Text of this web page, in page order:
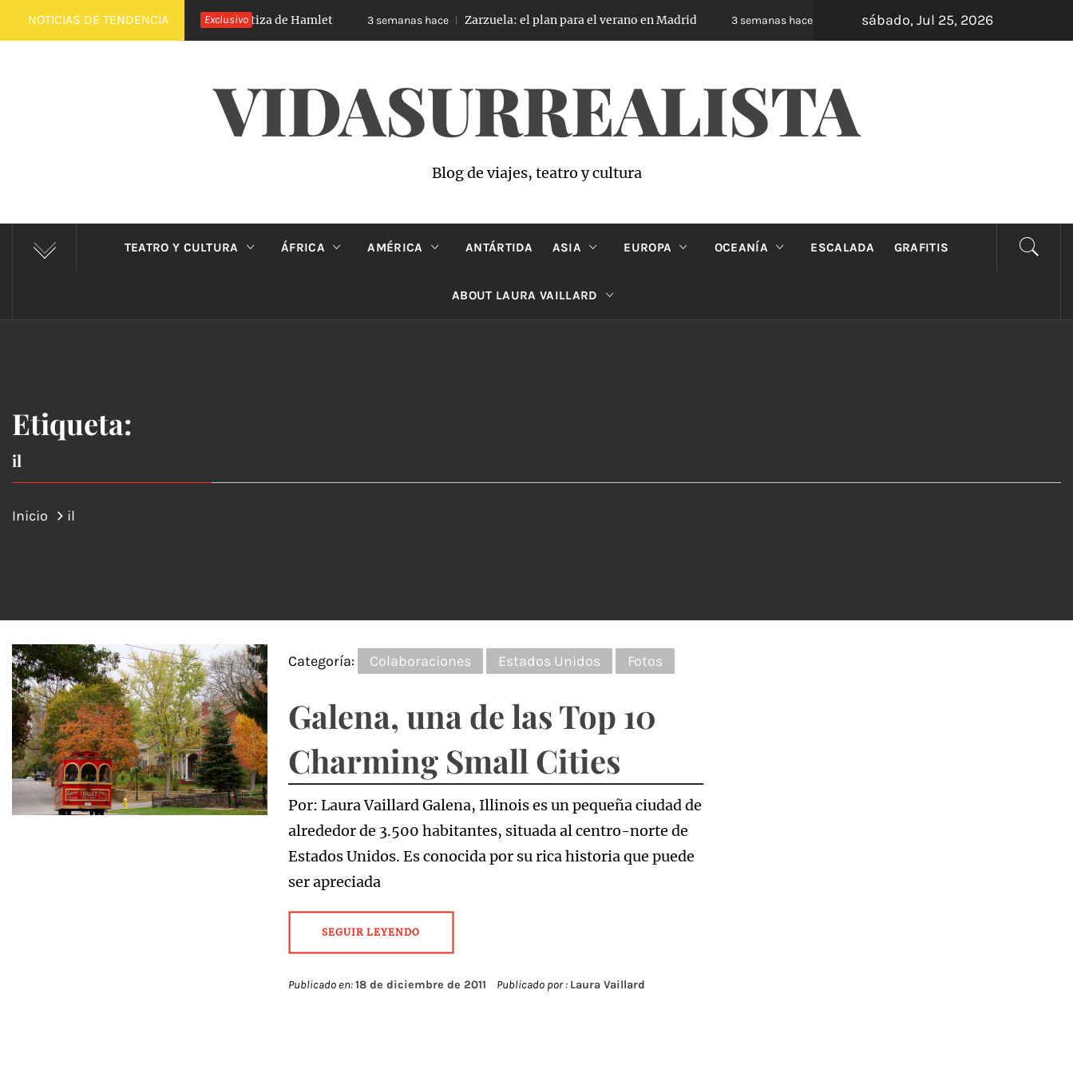
Saltar
al
NOTICIAS DE TENDENCIA Exclusivo
El Príncipe de Carabanchel, la versión castiza de Hamlet 3 semanas hace Zarzuela: el plan para el verano en Madrid 3 semanas hace Oveja Negra: el unipersonal que se ríe de los
sábado, Jul 25, 2026
VIDASURREALISTA
Blog de viajes, teatro y cultura
TEATRO Y CULTURA ÁFRICA AMÉRICA ANTÁRTIDA ASIA EUROPA OCEANÍA ESCALADA GRAFITIS
ABOUT LAURA VAILLARD
Etiqueta:
il
Inicio il
Categoría: Colaboraciones Estados Unidos Fotos
Galena, una de las Top 10
Charming Small Cities
Por: Laura Vaillard Galena, Illinois es un pequeña ciudad de
alrededor de 3.500 habitantes, situada al centro-norte de
Estados Unidos. Es conocida por su rica historia que puede
ser apreciada
SEGUIR LEYENDO
Publicado en:18 de diciembre de 2011 Publicado por : Laura Vaillard